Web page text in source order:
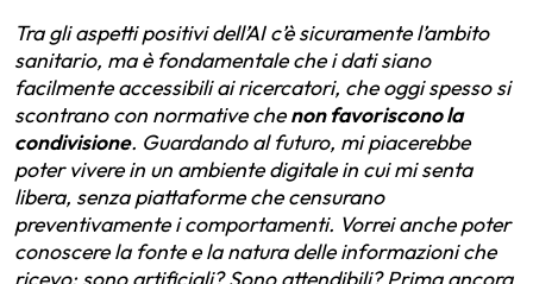
Tra gli aspetti positivi dell’AI c’è sicuramente l’ambito
sanitario, ma è fondamentale che i dati siano
facilmente accessibili ai ricercatori, che oggi spesso si
scontrano con normative chenon favoriscono la
condivisione. Guardando al futuro, mi piacerebbe
poter vivere in un ambiente digitale in cui mi senta
libera, senza piattaforme che censurano
preventivamente i comportamenti. Vorrei anche poter
conoscere la fonte e la natura delle informazioni che
ricevo: sono artificiali? Sono attendibili? Prima ancora